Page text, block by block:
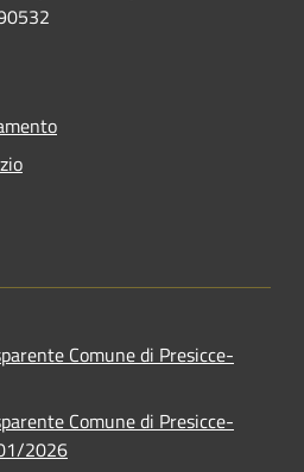
Comune di Presicce-
Comune di Presicce-
2026